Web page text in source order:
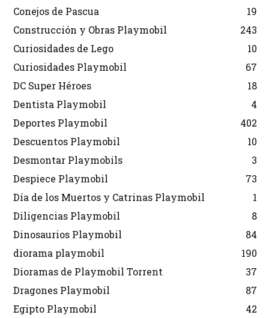
Conejos de Pascua
19
Construcción y Obras Playmobil
243
Curiosidades de Lego
10
Curiosidades Playmobil
67
DC Super Héroes
18
Dentista Playmobil
4
Deportes Playmobil
402
Descuentos Playmobil
10
Desmontar Playmobils
3
Despiece Playmobil
73
Día de los Muertos y Catrinas Playmobil
1
Diligencias Playmobil
8
Dinosaurios Playmobil
84
diorama playmobil
190
Dioramas de Playmobil Torrent
37
Dragones Playmobil
87
Egipto Playmobil
42